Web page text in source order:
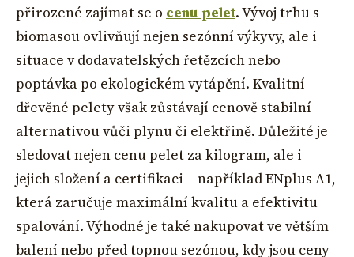
přirozené zajímat se o cenu pelet. Vývoj trhu s
biomasou ovlivňují nejen sezónní výkyvy, ale i
situace v dodavatelských řetězcích nebo
poptávka po ekologickém vytápění. Kvalitní
dřevěné pelety však zůstávají cenově stabilní
alternativou vůči plynu či elektřině. Důležité je
sledovat nejen cenu pelet za kilogram, ale i
jejich složení a certifikaci – například ENplus A1,
která zaručuje maximální kvalitu a efektivitu
spalování. Výhodné je také nakupovat ve větším
balení nebo před topnou sezónou, kdy jsou ceny